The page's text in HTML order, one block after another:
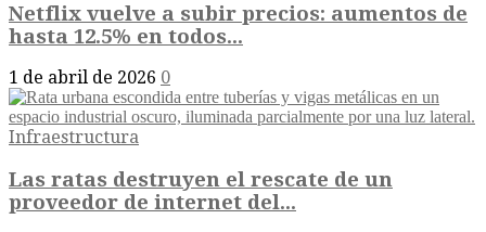
Netflix vuelve a subir precios: aumentos de
hasta 12.5% en todos...
1 de abril de 2026 0
Infraestructura
Las ratas destruyen el rescate de un
proveedor de internet del...